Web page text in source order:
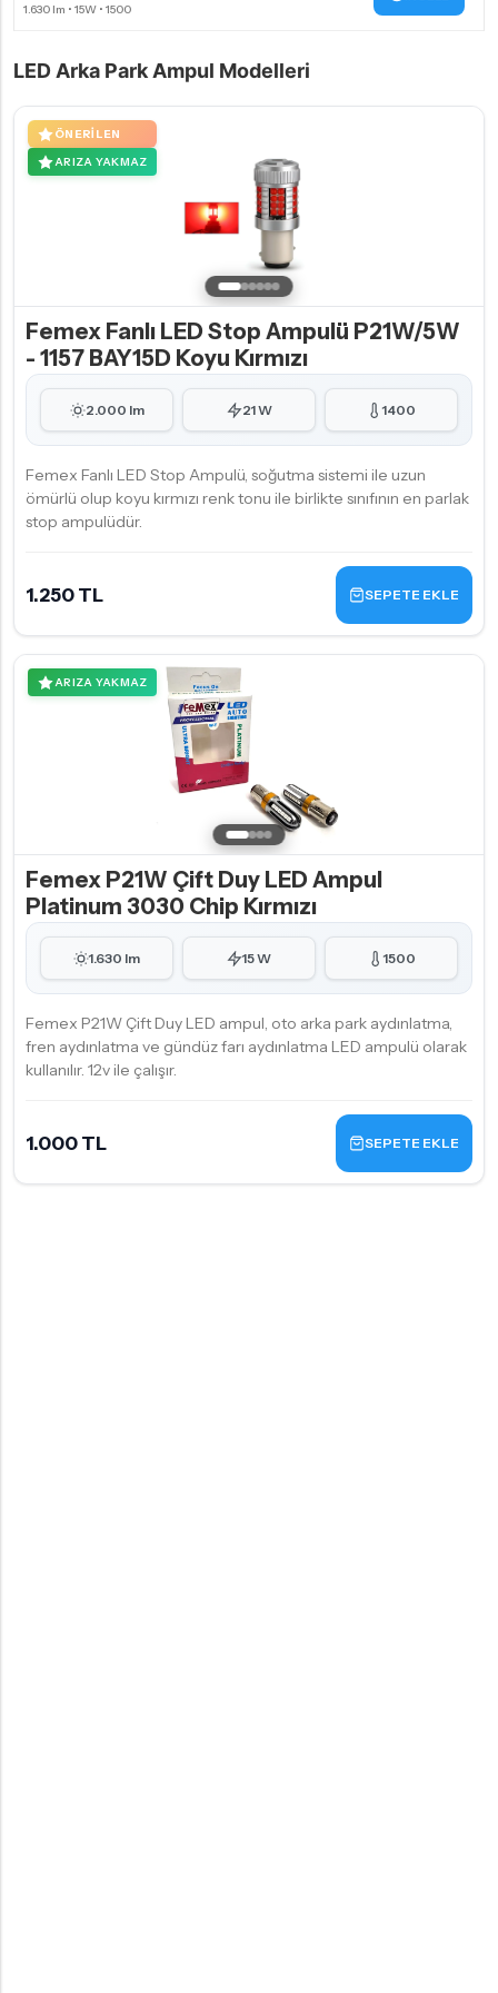
LED Arka Park Ampul Modelleri
ÖNERILEN
ARIZA YAKMAZ
Femex Fanlı LED Stop Ampulü P21W/5W
- 1157 BAY15D Koyu Kırmızı
2.000 lm 21 W 1400
Femex Fanlı LED Stop Ampulü, soğutma sistemi ile uzun
ömürlü olup koyu kırmızı renk tonu ile birlikte sınıfının en parlak
stop ampulüdür.
1.250 TL SEPETE EKLE
ARIZA YAKMAZ
Femex P21W Çift Duy LED Ampul
Platinum 3030 Chip Kırmızı
1.630 lm 15 W 1500
Femex P21W Çift Duy LED ampul, oto arka park aydınlatma,
fren aydınlatma ve gündüz farı aydınlatma LED ampulü olarak
kullanılır. 12v ile çalışır.
1.000 TL SEPETE EKLE